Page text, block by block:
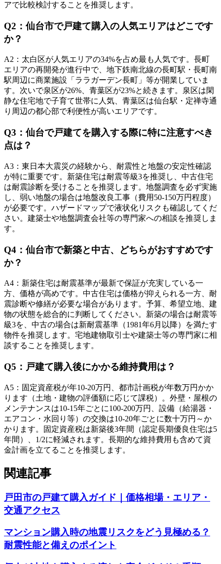
アで比較検討することを推奨します。
Q2 ： 仙台市で戸建て購入の人気エリアはどこです
か？
A2 ： 太白区が人気エリアの34%を占め最も人気です。長町
エリアの再開発が進行中で、地下鉄南北線の長町駅・長町南
駅周辺に商業施設「ララガーデン長町」等が開業していま
す。次いで泉区が26%、青葉区が23%と続きます。泉区は閑
静な住宅地で子育て世帯に人気、青葉区は仙台駅・定禅寺通
り周辺の都心部で利便性が高いエリアです。
Q3 ： 仙台で戸建てを購入する際に特に注意すべき
点は？
A3 ： 東日本大震災の経験から、耐震性と地盤の安定性確認
が特に重要です。新築住宅は耐震等級3を推奨し、中古住宅
は耐震診断を受けることを推奨します。地盤調査を必ず実施
し、弱い地盤の場合は地盤改良工事（費用50-150万円程度）
が必要です。ハザードマップで液状化リスクも確認してくだ
さい。建築士や地盤調査会社等の専門家への相談を推奨しま
す。
Q4 ： 仙台市で新築と中古、どちらがおすすめです
か？
A4 ： 新築住宅は耐震基準が最新で保証が充実している一
方、価格が高めです。中古住宅は価格が抑えられる一方、耐
震診断や修繕が必要な場合があります。予算、希望立地、建
物の状態を総合的に判断してください。新築の場合は耐震等
級3を、中古の場合は新耐震基準（1981年6月以降）を満たす
物件を推奨します。宅地建物取引士や建築士等の専門家に相
談することを推奨します。
Q5 ： 戸建て購入後にかかる維持費用は？
A5 ： 固定資産税が年10-20万円、都市計画税が年数万円かか
ります（土地・建物の評価額に応じて課税）。外壁・屋根の
メンテナンスは10-15年ごとに100-200万円、設備（給湯器・
エアコン・水回り等）の交換は10-20年ごとに数十万円～か
かります。固定資産税は新築後3年間（認定長期優良住宅は5
年間）、1/2に軽減されます。長期的な維持費用も含めて資
金計画を立てることを推奨します。
関連記事
戸田市の戸建て購入ガイド｜価格相場・エリア・
交通アクセス
マンション購入時の地震リスクをどう見極める？
耐震性能と備えのポイント